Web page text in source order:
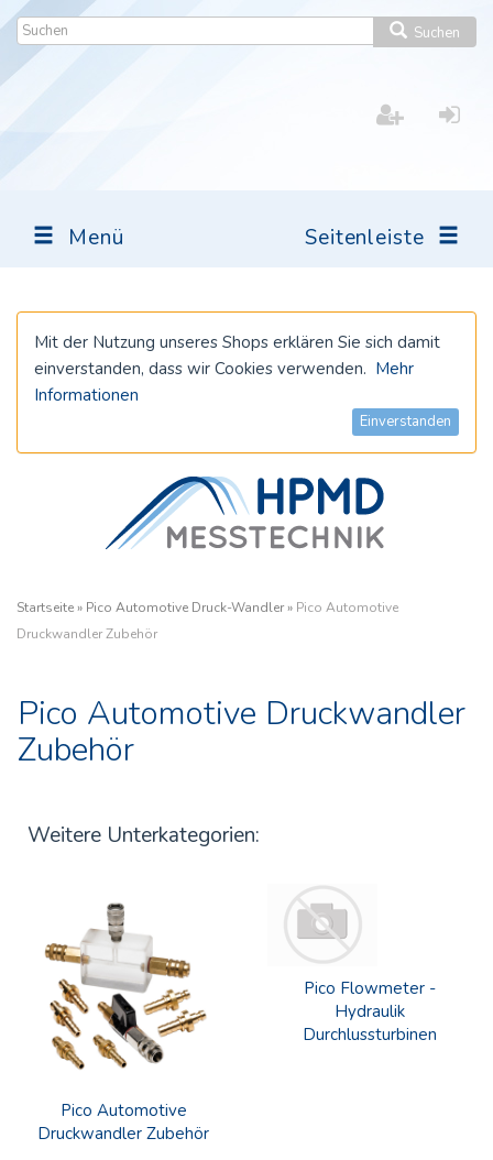
Suchen
Menü Seitenleiste
Mit der Nutzung unseres Shops erklären Sie sich damit
einverstanden, dass wir Cookies verwenden. Mehr
Informationen
Einverstanden
Startseite» Pico Automotive Druck-Wandler» Pico Automotive
Druckwandler Zubehör
Pico Automotive Druckwandler
Zubehör
Weitere Unterkategorien:
Pico Automotive
Druckwandler Zubehör
Pico Flowmeter -
Hydraulik
Durchlussturbinen